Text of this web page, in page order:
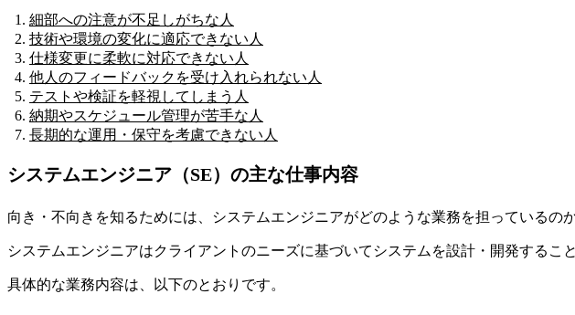
細部への注意が不足しがちな人
技術や環境の変化に適応できない人
仕様変更に柔軟に対応できない人
他人のフィードバックを受け入れられない人
テストや検証を軽視してしまう人
納期やスケジュール管理が苦手な人
長期的な運用・保守を考慮できない人
システムエンジニア（SE）の主な仕事内容
向き・不向きを知るためには、システムエンジニアがどのような業務を担っているの
システムエンジニアはクライアントのニーズに基づいてシステムを設計・開発するこ
具体的な業務内容は、以下のとおりです。